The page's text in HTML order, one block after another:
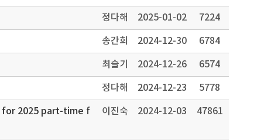
정다해 2025-01-02 7224
송간희 2024-12-30 6784
최슬기 2024-12-26 6574
정다해 2024-12-23 5778
for 2025 part-time f
이진숙 2024-12-03 47861